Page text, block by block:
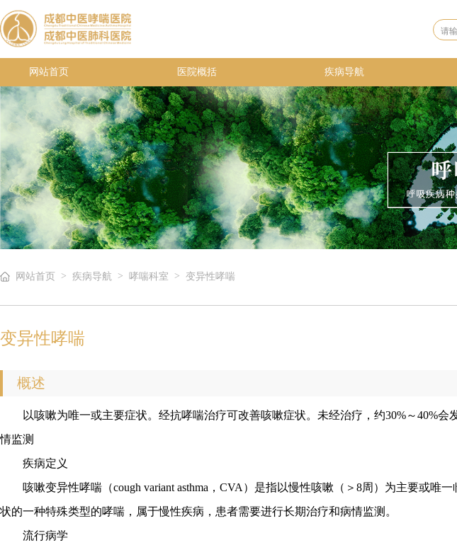
网站首页 医院概括 疾病导航
网站首页 > 疾病导航 > 哮喘科室 > 变异性哮喘
变异性哮喘
概述
以咳嗽为唯一或主要症状。经抗哮喘治疗可改善咳嗽症状。未经治疗，约30%～40%
情监测
疾病定义
咳嗽变异性哮喘（cough variant asthma，CVA）是指以慢性咳嗽（＞8周）为主要或唯
状的一种特殊类型的哮喘，属于慢性疾病，患者需要进行长期治疗和病情监测。
流行病学